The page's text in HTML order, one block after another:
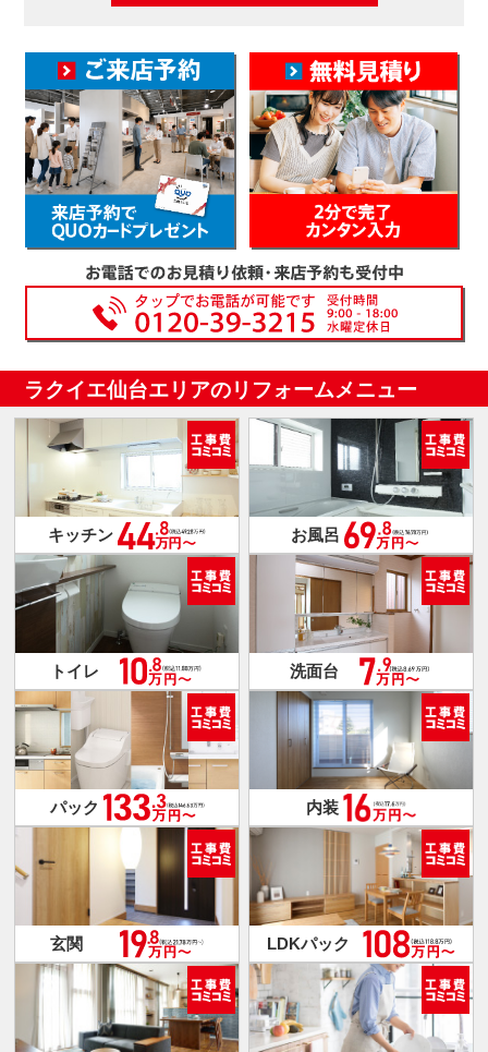
ラクイエ仙台エリアのリフォームメニュー
キッチン お風呂
トイレ 洗面台
パック 内装
玄関 LDKパック